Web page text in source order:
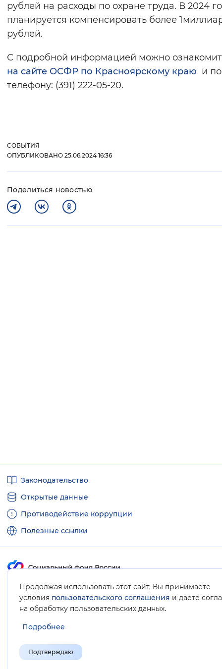
рублей на расходы по охране труда. В 2024
планируется компенсировать более
рублей.
С подробной информацией можно
на сайте ОСФР по Красноярскому краю и по
телефону: (391) 222-05-20.
СОБЫТИЯ
ОПУБЛИКОВАНО 25.06.2024 16:36
Поделиться новостью
Продолжая использовать этот сайт, Вы принимаете
условия пользовательского соглашения и даёте
на обработку пользовательских данных.
Подробнее
Подтверждаю
ссылкиЗаконодательство
Открытые данные
Противодействие коррупции
Полезные ссылки
Карта сайта
© Социальный фонд России, 2008-2026